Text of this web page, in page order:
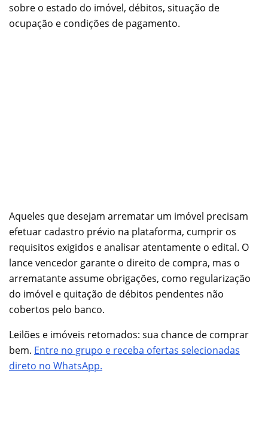
sobre o estado do imóvel, débitos, situação de
ocupação e condições de pagamento.
Aqueles que desejam arrematar um imóvel precisam
efetuar cadastro prévio na plataforma, cumprir os
requisitos exigidos e analisar atentamente o edital. O
lance vencedor garante o direito de compra, mas o
arrematante assume obrigações, como regularização
do imóvel e quitação de débitos pendentes não
cobertos pelo banco.
Leilões e imóveis retomados: sua chance de comprar
bem. Entre no grupo e receba ofertas selecionadas
direto no WhatsApp.